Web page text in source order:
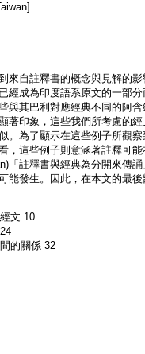
來自註釋書的概念與見解的
經成為印度語系原文的一部分
與其巴利對應經典不同的阿
著印象，這些我們所考慮的
。為了顯示在這些例子所觀
，這些例子則意涵著註釋可
「註釋書與經典為分開來傳
能發生。因此，在本文的最
文 10
的關係 32